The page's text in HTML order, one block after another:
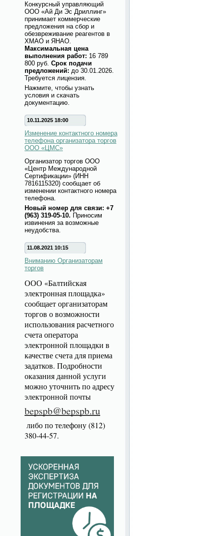
Конкурсный управляющий
ООО «Ай Ди Эс Дриллинг»
принимает коммерческие
предложения на сбор и
обезвреживание реагентов в
ХМАО и ЯНАО.
Максимальная цена
выполнения работ: 16 789
800 руб. Срок подачи
предложений: до 30.01.2026.
Требуется лицензия.
Нажмите, чтобы узнать
условия и скачать
документацию.
10.11.2025 18:00
Изменение контактного номера
телефона организатора торгов
ООО «ЦМС»
Организатор торгов ООО
«Центр Международной
Сертификации» (ИНН
7816115320) сообщает об
изменении контактного номера
телефона.
Новый номер для связи: +7
(963) 319-05-10. Приносим
извинения за возможные
неудобства.
11.08.2021 10:15
Вниманию Организаторам
торгов
ООО «Балтийская
электронная площадка»
сообщает организаторам
торгов о возможности
использования расчетного
счета оператора
электронной площадки в
качестве счета для приема
задатков. Подробности
оказания данной услуги
можно уточнить по адресу
электронной почты
bepspb@bepspb.ru
либо по телефону (812)
380-44-57.